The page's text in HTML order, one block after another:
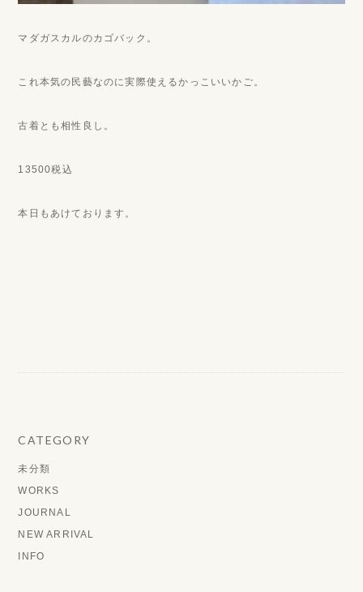
マダガスカルのカゴバック。
これ本気の民藝なのに実際使えるかっこいいかご。
古着とも相性良し。
13500税込
本日もあけております。
CATEGORY
未分類
WORKS
JOURNAL
NEW ARRIVAL
INFO